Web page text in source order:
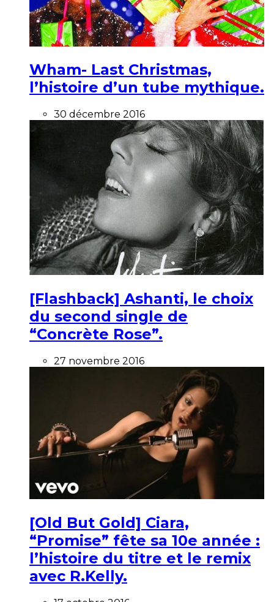
Wham- Last Christmas,
l’histoire d’un tube mythique.
30 décembre 2016
[Flashback] Ashanti, le choix
du second single de
“Concrète Rose”.
27 novembre 2016
[Old But Gold] Ciara,
“Promise” fête sa 10e année :
l’histoire du titre et le remix
avec R.Kelly.